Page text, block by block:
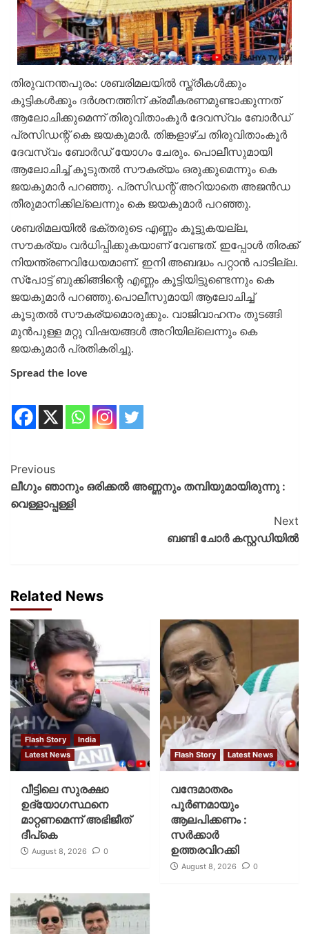
തിരുവനന്തപുരം: ശബരിമലയില്‍ സ്ത്രീകള്‍ക്കും
കുട്ടികള്‍ക്കും ദര്‍ശനത്തിന് ക്രമീകരണമുണ്ടാക്കുന്നത്
ആലോചിക്കുമെന്ന് തിരുവിതാംകൂര്‍ ദേവസ്വം ബോര്‍ഡ്
പ്രസിഡന്റ് കെ ജയകുമാര്‍. തിങ്കളാഴ്ച തിരുവിതാംകൂര്‍
ദേവസ്വം ബോര്‍ഡ് യോഗം ചേരും. പൊലീസുമായി
ആലോചിച്ച് കൂടുതല്‍ സൗകര്യം ഒരുക്കുമെന്നും കെ
ജയകുമാര്‍ പറഞ്ഞു. പ്രസിഡന്റ് അറിയാതെ അജന്‍ഡ
തീരുമാനിക്കില്ലെന്നും കെ ജയകുമാര്‍ പറഞ്ഞു.
ശബരിമലയില്‍ ഭക്തരുടെ എണ്ണം കൂട്ടുകയല്ല,
സൗകര്യം വര്‍ധിപ്പിക്കുകയാണ് വേണ്ടത്. ഇപ്പോള്‍ തിരക്ക്
നിയന്ത്രണവിധേയമാണ്. ഇനി അബദ്ധം പറ്റാന്‍ പാടില്ല.
സ്‌പോട്ട് ബുക്കിങ്ങിന്റെ എണ്ണം കൂട്ടിയിട്ടുണ്ടെന്നും കെ
ജയകുമാര്‍ പറഞ്ഞു.പൊലീസുമായി ആലോചിച്ച്
കൂടുതല്‍ സൗകര്യമൊരുക്കും. വാജിവാഹനം തുടങ്ങി
മുന്‍പുള്ള മറ്റു വിഷയങ്ങള്‍ അറിയില്ലെന്നും കെ
ജയകുമാര്‍ പ്രതികരിച്ചു.
Spread the love
Previous
ലീഗും ഞാനും ഒരിക്കല്‍ അണ്ണനും തമ്പിയുമായിരുന്നു :
വെള്ളാപ്പള്ളി
Next
ബണ്ടി ചോര്‍ കസ്റ്റഡിയില്‍
Related News
Flash Story
India
Latest News
വീട്ടിലെ സുരക്ഷാ
ഉദ്യോഗസ്ഥനെ
മാറ്റണമെന്ന് അഭിജീത്
ദീപ്‌കെ
August 8, 2026 0
Flash Story Latest News
വന്ദേമാതരം
പൂര്‍ണമായും
ആലപിക്കണം :
സര്‍ക്കാര്‍
ഉത്തരവിറക്കി
August 8, 2026 0